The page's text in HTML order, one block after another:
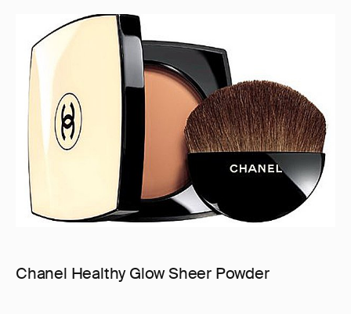
Chanel Healthy Glow Sheer Powder